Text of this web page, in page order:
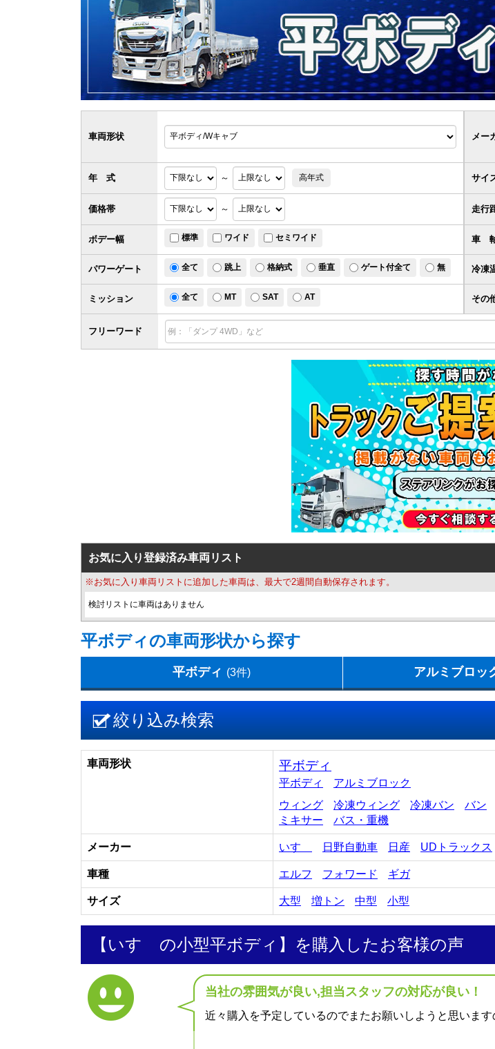
車両形状
サイ
価格帯 ～
フリーワード
メー
年 式 ～ 高年式
走行
ボデー幅 標準 ワイド セミワイド 車
パワーゲート 全て 跳上 格納式 垂直 ゲート付全て 無 冷凍
ミッション 全て MT SAT AT その
お気に入り登録済み車両リスト
※お気に入り車両リストに追加した車両は、最大で2週間自動保存されます。
検討リストに車両はありません
平ボディの車両形状から探す
平ボディ (3件) アルミブロッ
絞り込み検索
車両形状 平ボディ
平ボディ
アルミブロック
ウィング
冷凍ウィング 冷凍バン バン
ミキサー
バス・重機
メーカー いすゞ 日野自動車 日産 UDトラックス
車種 エルフ フォワード ギガ
サイズ 大型 増トン 中型 小型
【いすゞの小型平ボディ】を購入したお客様の声
当社の雰囲気が良い,担当スタッフの対応が良い！
近々購入を予定しているのでまたお願いしようと思います